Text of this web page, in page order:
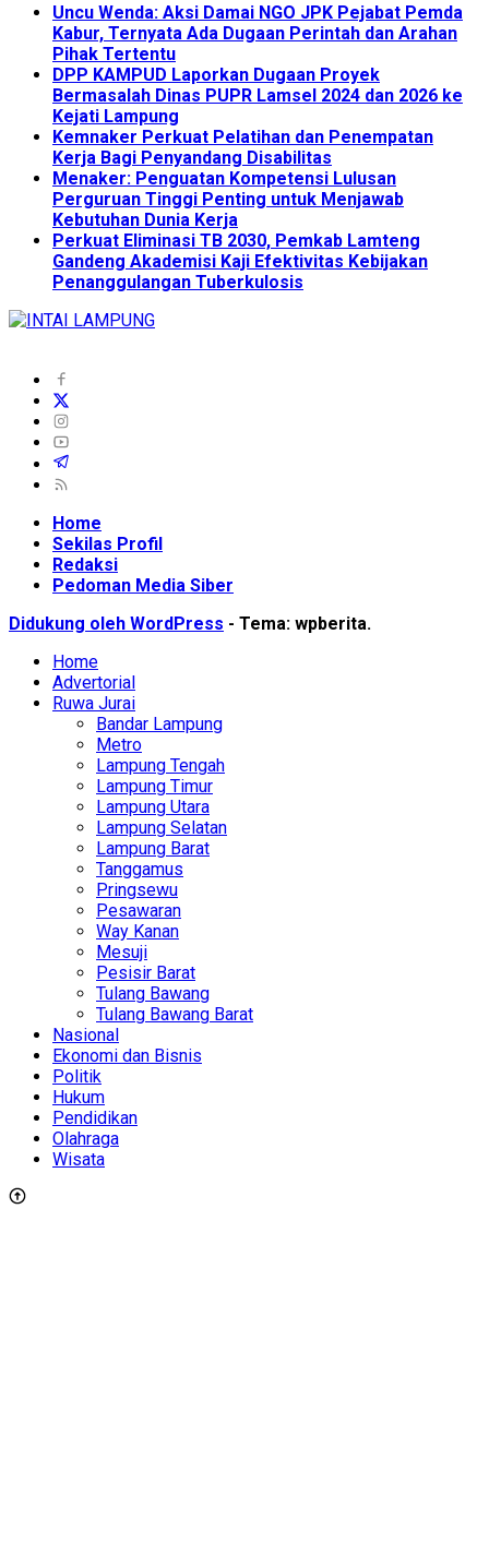
Uncu Wenda: Aksi Damai NGO JPK Pejabat Pemda
Kabur, Ternyata Ada Dugaan Perintah dan Arahan
Pihak Tertentu
DPP KAMPUD Laporkan Dugaan Proyek
Bermasalah Dinas PUPR Lamsel 2024 dan 2026 ke
Kejati Lampung
Kemnaker Perkuat Pelatihan dan Penempatan
Kerja Bagi Penyandang Disabilitas
Menaker: Penguatan Kompetensi Lulusan
Perguruan Tinggi Penting untuk Menjawab
Kebutuhan Dunia Kerja
Perkuat Eliminasi TB 2030, Pemkab Lamteng
Gandeng Akademisi Kaji Efektivitas Kebijakan
Penanggulangan Tuberkulosis
Home
Sekilas Profil
Redaksi
Pedoman Media Siber
Didukung oleh WordPress - Tema: wpberita.
Home
Advertorial
Ruwa Jurai
Bandar Lampung
Metro
Lampung Tengah
Lampung Timur
Lampung Utara
Lampung Selatan
Lampung Barat
Tanggamus
Pringsewu
Pesawaran
Way Kanan
Mesuji
Pesisir Barat
Tulang Bawang
Tulang Bawang Barat
Nasional
Ekonomi dan Bisnis
Politik
Hukum
Pendidikan
Olahraga
Wisata